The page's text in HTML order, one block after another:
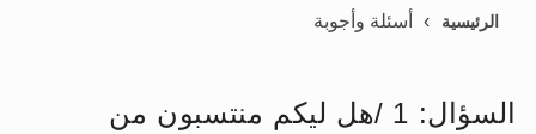
تعميم هامّ لأفراد الجماعة >> المزيد
تعميم هامّ لأفراد الجماعة >> المزيد
الرئيسية أسئلة وأجوبة
السؤال: 1 /هل ليكم منتسبون من